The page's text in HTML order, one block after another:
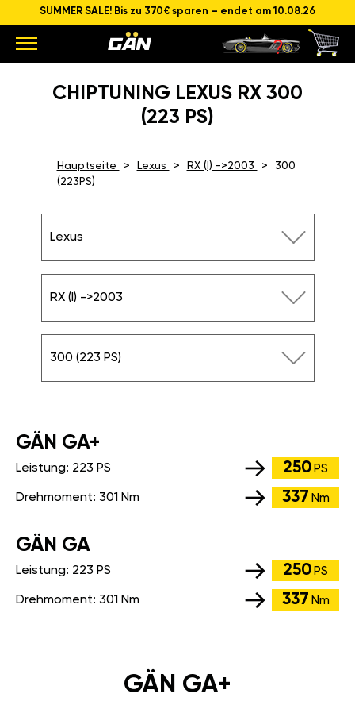
SUMMER SALE! Bis zu 370€ sparen – endet am 10.08.26
CHIPTUNING LEXUS RX 300
(223 PS)
Hauptseite Lexus RX (I) ->2003
300
(223PS)
Lexus
RX (I) ->2003
300 (223 PS)
GÄN GA+
Leistung: 223 PS 250 PS
Drehmoment: 301 Nm 337 Nm
GÄN GA
Leistung: 223 PS 250 PS
Drehmoment: 301 Nm 337 Nm
GÄN GA+